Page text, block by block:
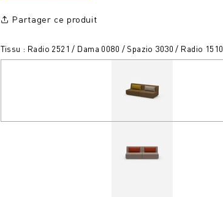
Partager ce produit
Tissu : Radio 2521 / Dama 0080 / Spazio 3030 / Radio 1510